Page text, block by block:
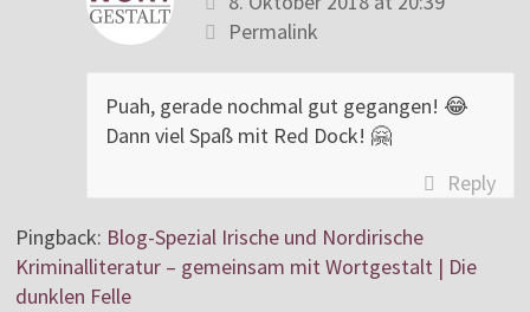
Permalink
Puah, gerade nochmal gut gegangen! 😂
Dann viel Spaß mit Red Dock! 🤗
Reply
Pingback: Blog-Spezial Irische und Nordirische
Kriminalliteratur – gemeinsam mit Wortgestalt | Die
dunklen Felle